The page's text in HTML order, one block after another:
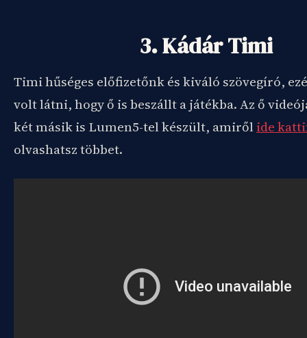
3. Kádár Timi
Timi hűséges előfizetőnk és kiváló szövegíró,
volt látni, hogy ő is beszállt a játékba. Az ő
két másik is Lumen5-tel készült, amirőlide
olvashatsz többet.